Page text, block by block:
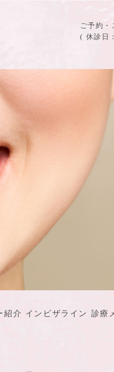
ご予約・
( 休診⽇
紹介 インビザライン 診療